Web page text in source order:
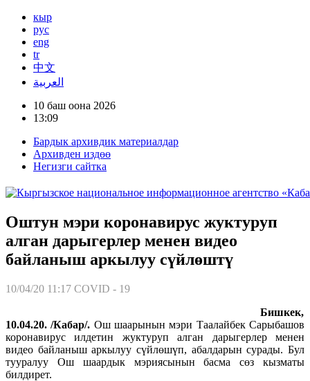
кыр
рус
eng
tr
中文
العربية
10 баш оона 2026
13:09
Бардык архивдик материалдар
Архивден издөө
Негизги сайтка
Оштун мэри коронавирус жуктуруп
алган дарыгерлер менен видео
байланыш аркылуу сүйлөштү
10/04/20 11:17 COVID - 19
Бишкек,
10.04.20. /Кабар/. Ош шаарынын мэри Таалайбек Сарыбашов
коронавирус илдетин жуктуруп алган дарыгерлер менен
видео байланыш аркылуу сүйлөшүп, абалдарын сурады. Бул
тууралуу Ош шаардык мэриясынын басма сөз кызматы
билдирет.